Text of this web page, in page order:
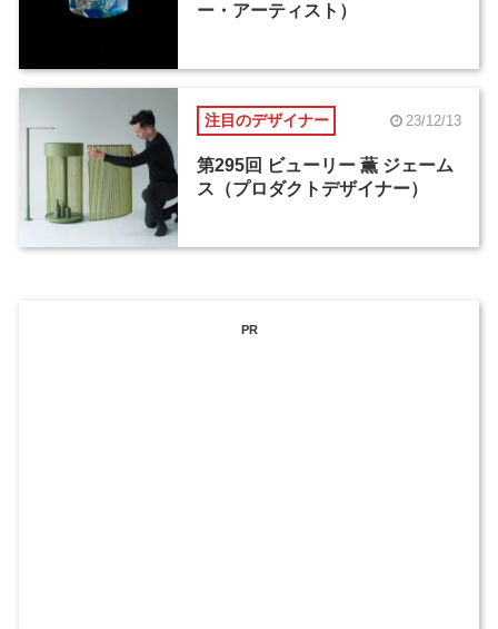
ー・アーティスト）
注目のデザイナー 23/12/13
第295回 ビューリー 薫 ジェーム
ス（プロダクトデザイナー）
PR